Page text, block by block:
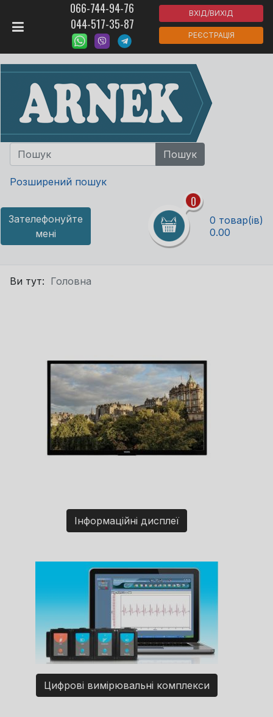
066-744-94-76
044-517-35-87
ВХІД/ВИХІД
РЕЄСТРАЦІЯ
Розширений пошук
Зателефонуйте
мені
0
0 товар(ів)
0.00
Ви тут: Головна
Інформаційні дисплеї
Цифрові вимірювальні комплекси